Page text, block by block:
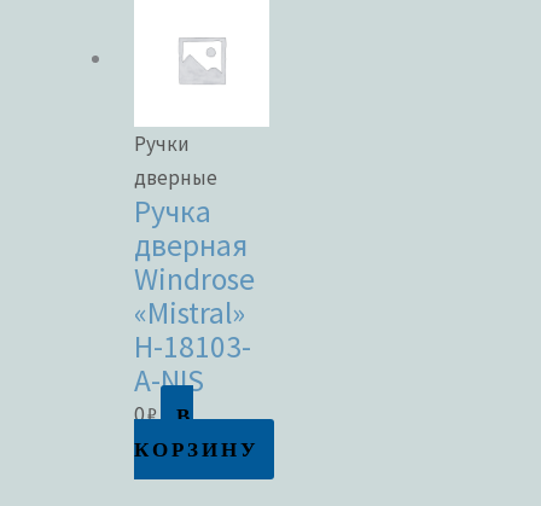
Ручки
дверные
Ручка
дверная
Windrose
«Mistral»
H-18103-
A-NIS
0₽
В
КОРЗИНУ